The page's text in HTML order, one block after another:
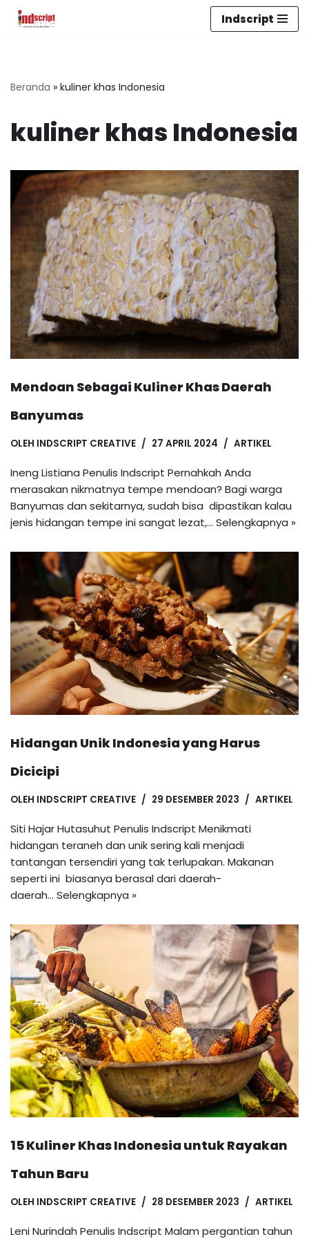
Indscript
Beranda » kuliner khas Indonesia
kuliner khas Indonesia
Mendoan Sebagai Kuliner Khas Daerah
Banyumas
OLEH INDSCRIPT CREATIVE 27 APRIL 2024 ARTIKEL
Ineng Listiana Penulis Indscript Pernahkah Anda
merasakan nikmatnya tempe mendoan? Bagi warga
Banyumas dan sekitarnya, sudah bisa dipastikan kalau
jenis hidangan tempe ini sangat lezat,… Selengkapnya »
Hidangan Unik Indonesia yang Harus
Dicicipi
OLEH INDSCRIPT CREATIVE 29 DESEMBER 2023 ARTIKEL
Siti Hajar Hutasuhut Penulis Indscript Menikmati
hidangan teraneh dan unik sering kali menjadi
tantangan tersendiri yang tak terlupakan. Makanan
seperti ini biasanya berasal dari daerah-
daerah… Selengkapnya »
15 Kuliner Khas Indonesia untuk Rayakan
Tahun Baru
OLEH INDSCRIPT CREATIVE 28 DESEMBER 2023 ARTIKEL
Leni Nurindah Penulis Indscript Malam pergantian tahun